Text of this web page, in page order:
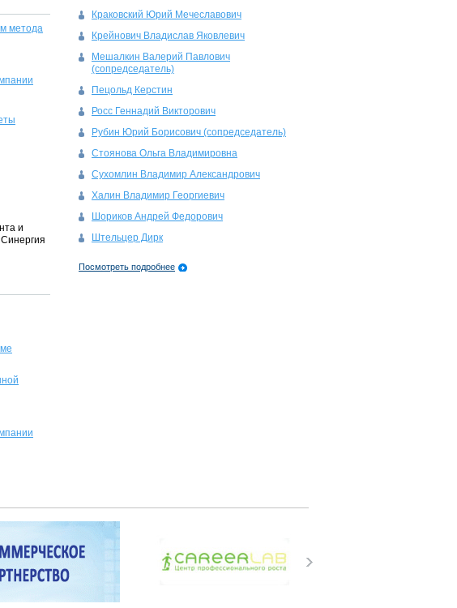
метода
и
Краковский Юрий Мечеславович
Крейнович Владислав Яковлевич
Мешалкин Валерий Павлович
(сопредседатель)
Пецольд Керстин
Росс Геннадий Викторович
Рубин Юрий Борисович (сопредседатель)
Стоянова Ольга Владимировна
Сухомлин Владимир Александрович
Халин Владимир Георгиевич
Шориков Андрей Федорович
Штельцер Дирк
Посмотреть подробнее